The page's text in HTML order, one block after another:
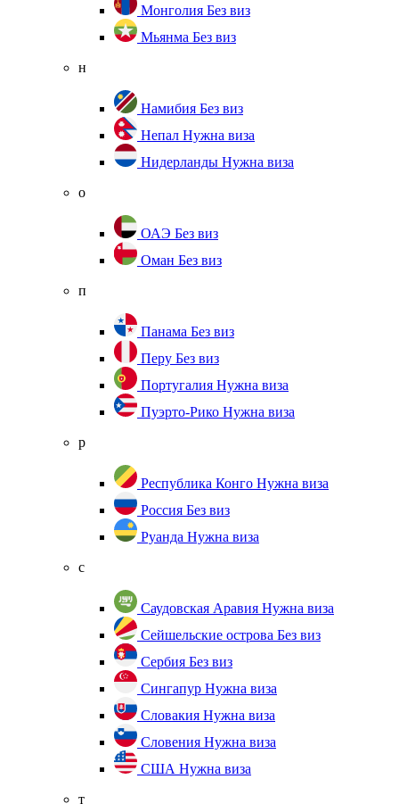
Монголия Без виз
Мьянма Без виз
н
Намибия Без виз
Непал Нужна виза
Нидерланды Нужна виза
о
ОАЭ Без виз
Оман Без виз
п
Панама Без виз
Перу Без виз
Португалия Нужна виза
Пуэрто-Рико Нужна виза
р
Республика Конго Нужна виза
Россия Без виз
Руанда Нужна виза
с
Саудовская Аравия Нужна виза
Сейшельские острова Без виз
Сербия Без виз
Сингапур Нужна виза
Словакия Нужна виза
Словения Нужна виза
США Нужна виза
т